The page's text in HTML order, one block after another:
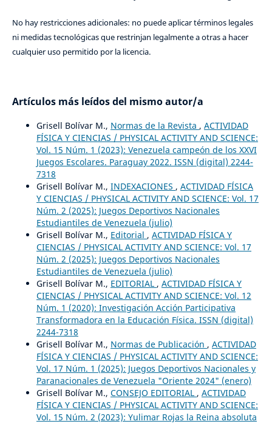
No hay restricciones adicionales: no puede aplicar términos legales
ni medidas tecnológicas que restrinjan legalmente a otras a hacer
cualquier uso permitido por la licencia.
Artículos más leídos del mismo autor/a
Grisell Bolívar M., Normas de la Revista , ACTIVIDAD
FÍSICA Y CIENCIAS / PHYSICAL ACTIVITY AND SCIENCE:
Vol. 15 Núm. 1 (2023): Venezuela campeón de los XXVI
Juegos Escolares. Paraguay 2022. ISSN (digital) 2244-
7318
Grisell Bolívar M., INDEXACIONES , ACTIVIDAD FÍSICA
Y CIENCIAS / PHYSICAL ACTIVITY AND SCIENCE: Vol. 17
Núm. 2 (2025): Juegos Deportivos Nacionales
Estudiantiles de Venezuela (julio)
Grisell Bolívar M., Editorial , ACTIVIDAD FÍSICA Y
CIENCIAS / PHYSICAL ACTIVITY AND SCIENCE: Vol. 17
Núm. 2 (2025): Juegos Deportivos Nacionales
Estudiantiles de Venezuela (julio)
Grisell Bolívar M., EDITORIAL , ACTIVIDAD FÍSICA Y
CIENCIAS / PHYSICAL ACTIVITY AND SCIENCE: Vol. 12
Núm. 1 (2020): Investigación Acción Participativa
Transformadora en la Educación Física. ISSN (digital)
2244-7318
Grisell Bolívar M., Normas de Publicación , ACTIVIDAD
FÍSICA Y CIENCIAS / PHYSICAL ACTIVITY AND SCIENCE:
Vol. 17 Núm. 1 (2025): Juegos Deportivos Nacionales y
Paranacionales de Venezuela "Oriente 2024" (enero)
Grisell Bolívar M., CONSEJO EDITORIAL , ACTIVIDAD
FÍSICA Y CIENCIAS / PHYSICAL ACTIVITY AND SCIENCE:
Vol. 15 Núm. 2 (2023): Yulimar Rojas la Reina absoluta